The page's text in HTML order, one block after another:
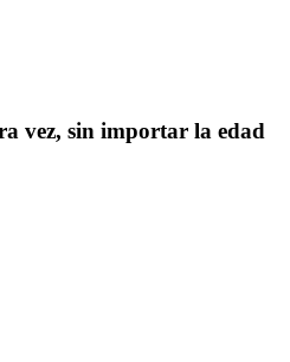
vez, sin importar la edad